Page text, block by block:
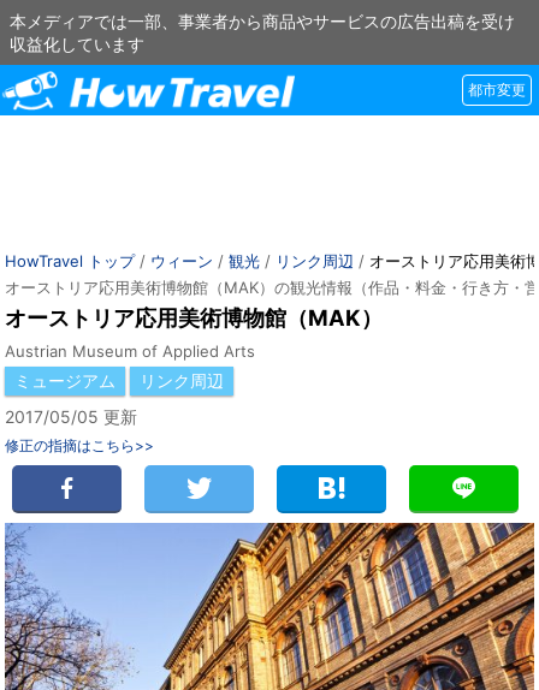
本メディアでは一部、事業者から商品やサービスの広告出稿を受け
収益化しています
都市変更
HowTravel トップ/ ウィーン / 観光 / リンク周辺 / オーストリア応用美術
オーストリア応用美術博物館（MAK）の観光情報（作品・料金・行き方・
オーストリア応用美術博物館（MAK）
Austrian Museum of Applied Arts
ミュージアム
リンク周辺
2017/05/05 更新
修正の指摘はこちら>>